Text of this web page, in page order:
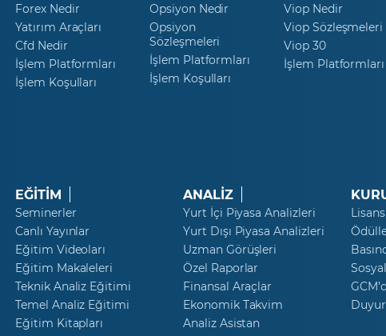
Forex Nedir
Yatırım Araçları
Cfd Nedir
İşlem Platformları
İşlem Koşulları
Opsiyon Nedir
Opsiyon
Sözleşmeleri
İşlem Platformları
İşlem Koşulları
Viop Nedir
Viop Sözleşmeleri
Viop 30
İşlem Platformları
EĞİTİM
Seminerler
Canlı Yayınlar
Eğitim Videoları
Eğitim Makaleleri
Teknik Analiz Eğitimi
Temel Analiz Eğitimi
Eğitim Kitapları
ANALİZ
Yurt İçi Piyasa Analizleri
Yurt Dışı Piyasa Analizleri
Uzman Görüşleri
Özel Raporlar
Finansal Araçlar
Ekonomik Takvim
Analiz Asistan